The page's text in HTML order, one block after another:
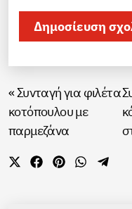
«Συνταγή για φιλέτα
κοτόπουλου με
παρμεζάνα
ShareShareShareShareShare